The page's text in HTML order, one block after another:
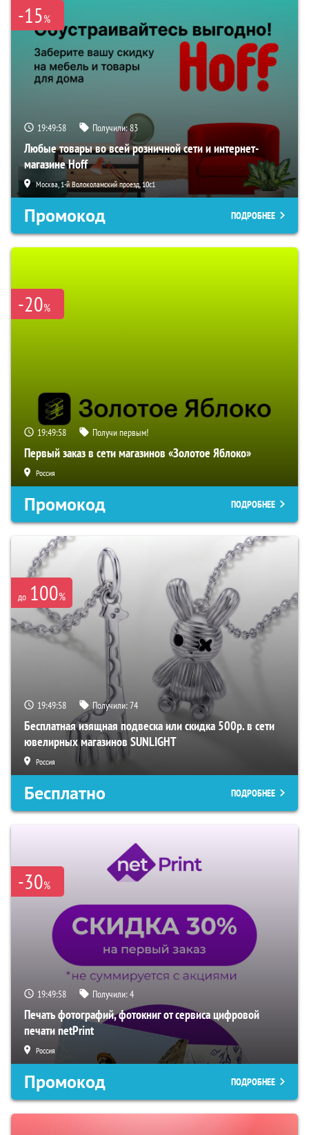
-15%
19:49:57 Получили:83
Любые товары во всей розничной сети и интернет-
магазине Hoff
Москва, 1-й Волоколамский проезд, 10с1
Промокод ПОДРОБНЕЕ
-20%
19:49:57 Получи первым!
Первый заказ в сети магазинов «Золотое Яблоко»
Россия
Промокод ПОДРОБНЕЕ
до 100%
19:49:57 Получили:74
Бесплатная изящная подвеска или скидка 500р. в сети
ювелирных магазинов SUNLIGHT
Россия
Бесплатно ПОДРОБНЕЕ
-30%
19:49:57 Получили:4
Печать фотографий, фотокниг от сервиса цифровой
печати netPrint
Россия
Промокод ПОДРОБНЕЕ